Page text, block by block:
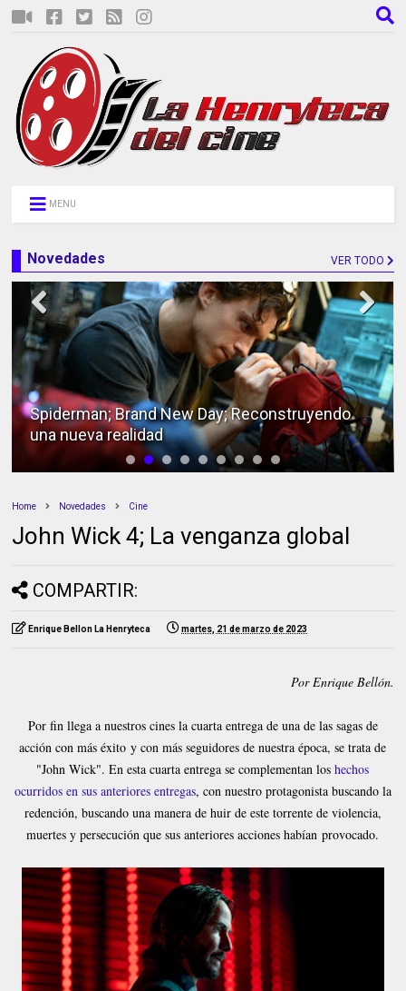
MENU
Novedades VER TODO
Spiderman; Brand New Day; Reconstruyendo
una nueva realidad
Home Novedades Cine
John Wick 4; La venganza global
COMPARTIR:
Enrique Bellon La Henryteca martes, 21 de marzo de 2023
Por Enrique Bellón.
Por fin llega a nuestros cines la cuarta entrega de una de las sagas de
acción con más éxito y con más seguidores de nuestra época, se trata de
"John Wick". En esta cuarta entrega se complementan loshechos
ocurridos en sus anteriores entregas, con nuestro protagonista buscando la
redención, buscando una manera de huir de este torrente de violencia,
muertes y persecución que sus anteriores acciones habían provocado.